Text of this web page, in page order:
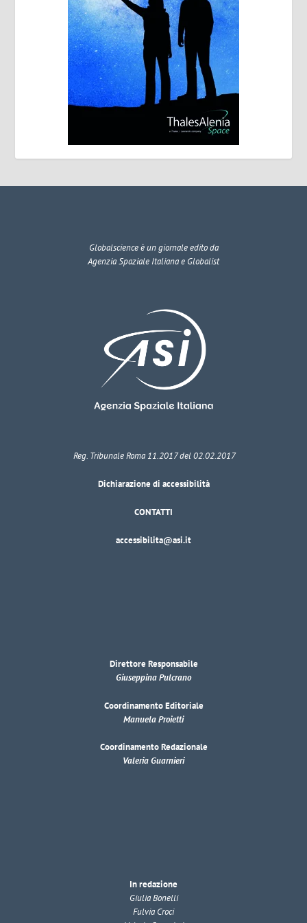
Globalscienceè un giornale edito da
Agenzia Spaziale Italiana e Globalist
Reg. Tribunale Roma 11.2017 del 02.02.2017
Dichiarazione di accessibilità
CONTATTI
accessibilita@asi.it
Direttore Responsabile
Giuseppina Pulcrano
Coordinamento Editoriale
Manuela Proietti
Coordinamento Redazionale
Valeria Guarnieri
In redazione
Giulia Bonelli
Fulvia Croci